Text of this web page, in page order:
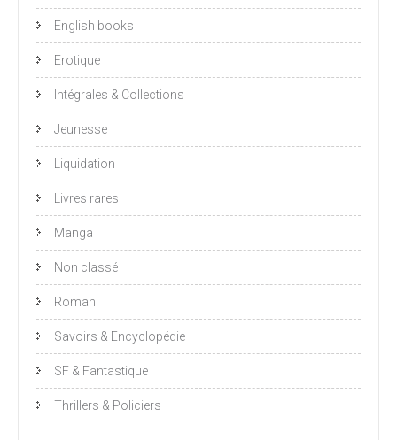
English books
Erotique
Intégrales & Collections
Jeunesse
Liquidation
Livres rares
Manga
Non classé
Roman
Savoirs & Encyclopédie
SF & Fantastique
Thrillers & Policiers